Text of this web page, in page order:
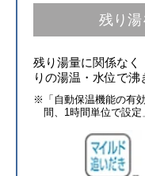
残り
残り湯量に関係なく
りの湯温・水位で沸
※「自動保温機能の有
間、1時間単位で設定